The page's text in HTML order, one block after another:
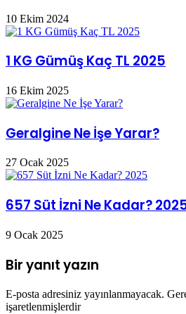
10 Ekim 2024
1 KG Gümüş Kaç TL 2025
16 Ekim 2025
Geralgine Ne İşe Yarar?
27 Ocak 2025
657 Süt İzni Ne Kadar?
9 Ocak 2025
Bir yanıt yazın
E-posta adresiniz yayınlanmayacak.
işaretlenmişlerdir